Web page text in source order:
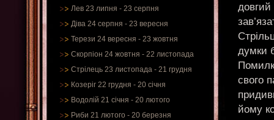
Лев 23 липня - 23 серпня
Діва 24 серпня - 23 вересня
Терези 24 вересня - 23 жовтня
Скорпіон 24 жовтня - 22 листопада
Стрілець 23 листопада - 21 грудня
Козеріг 22 грудня - 20 січня
Водолій 21 січня - 20 лютого
Риби 21 лютого - 20 березня
довгий
думки
свого
йому